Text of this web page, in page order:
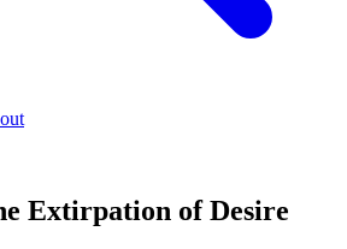
Extirpation of Desire